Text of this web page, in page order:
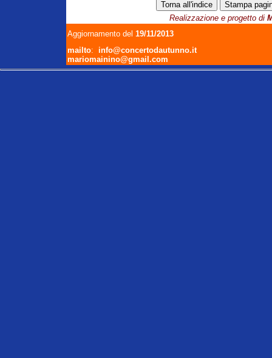
Realizzazione e progetto di
Aggiornamento del 19/11/2013
mailto: info@concertodautunno.it
mariomainino@gmail.com